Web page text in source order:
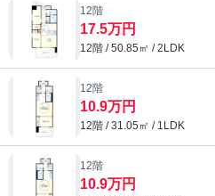
12階
17.5万円
12階 / 50.85㎡ / 2LDK
12階
10.9万円
12階 / 31.05㎡ / 1LDK
12階
10.9万円